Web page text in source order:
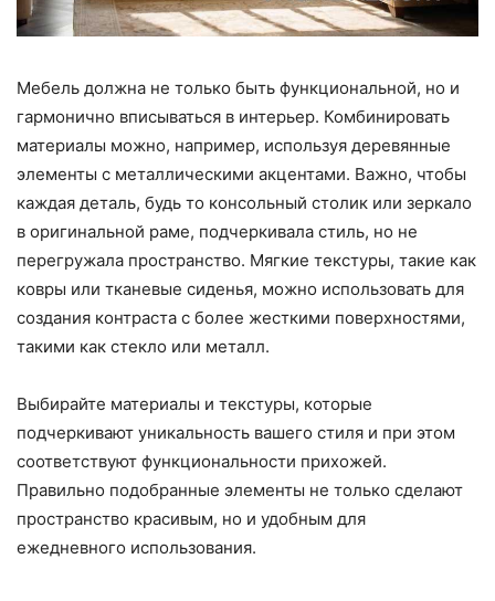
Мебель должна не только быть функциональной, но и
гармонично вписываться в интерьер. Комбинировать
материалы можно, например, используя деревянные
элементы с металлическими акцентами. Важно, чтобы
каждая деталь, будь то консольный столик или зеркало
в оригинальной раме, подчеркивала стиль, но не
перегружала пространство. Мягкие текстуры, такие как
ковры или тканевые сиденья, можно использовать для
создания контраста с более жесткими поверхностями,
такими как стекло или металл.
Выбирайте материалы и текстуры, которые
подчеркивают уникальность вашего стиля и при этом
соответствуют функциональности прихожей.
Правильно подобранные элементы не только сделают
пространство красивым, но и удобным для
ежедневного использования.